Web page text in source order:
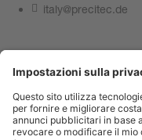
italy@precitec.de